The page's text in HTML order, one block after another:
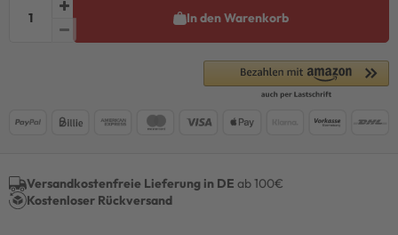
In den Warenkorb
Versandkostenfreie Lieferung in DE ab 100€
Kostenloser Rückversand